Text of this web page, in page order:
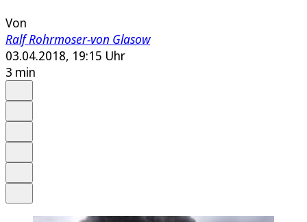
Von
Ralf Rohrmoser-von Glasow
03.04.2018, 19:15 Uhr
3 min